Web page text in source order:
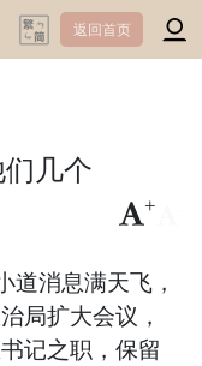
返回首页
几个
+
道消息满天飞，
局扩大会议，
记之职，保留